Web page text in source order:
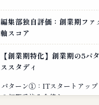
編集部独自評価：創業期ファ
軸スコア
【創業期特化】創業期の5パ
ススタディ
パターン①：ITスタートアップ
の初期受注入金待ち